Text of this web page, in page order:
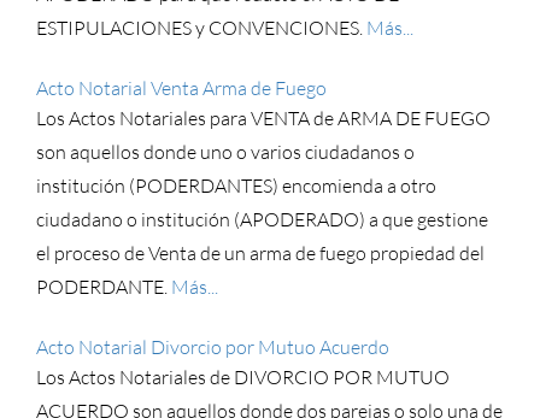
ESTIPULACIONES y CONVENCIONES. Más...
Acto Notarial Venta Arma de Fuego
Los Actos Notariales para VENTA de ARMA DE FUEGO
son aquellos donde uno o varios ciudadanos o
institución (PODERDANTES) encomienda a otro
ciudadano o institución (APODERADO) a que gestione
el proceso de Venta de un arma de fuego propiedad del
PODERDANTE. Más...
Acto Notarial Divorcio por Mutuo Acuerdo
Los Actos Notariales de DIVORCIO POR MUTUO
ACUERDO son aquellos donde dos parejas o solo una de